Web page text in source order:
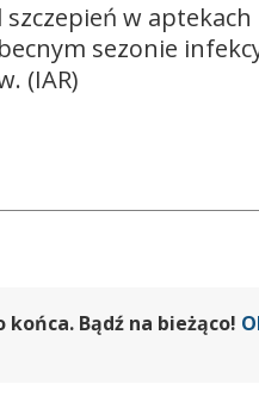
w
sezonie
(IAR)
Bądź na bieżąco!